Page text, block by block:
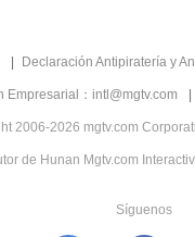
Declaración Antipiratería y
：intl@mgtv.com
2006-2026 mgtv.com
de Hunan Mgtv.com
Síguenos